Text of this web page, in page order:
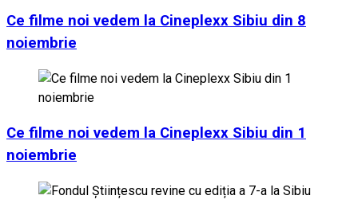
Ce filme noi vedem la Cineplexx Sibiu din 8
noiembrie
Ce filme noi vedem la Cineplexx Sibiu din 1
noiembrie